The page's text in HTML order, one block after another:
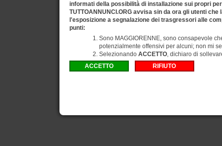
informati della possibilità di installazione sui propri
TUTTOANNUNCI.ORG avvisa sin da ora gli utenti
l'esposizione a segnalazione dei trasgressori alle
punti:
Sono MAGGIORENNE, sono consapevole
potenzialmente offensivi per alcuni; non mi
Selezionando ACCETTO, dichiaro di